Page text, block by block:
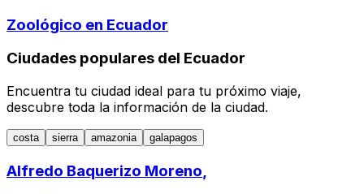
Zoológico en Ecuador
Ciudades populares del Ecuador
Encuentra tu ciudad ideal para tu próximo viaje,
descubre toda la información de la ciudad.
costa sierra amazonia galapagos
Alfredo Baquerizo Moreno,